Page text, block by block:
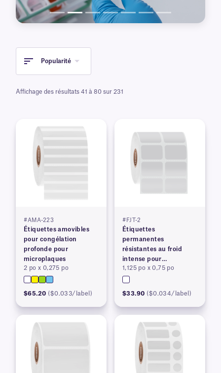
Popularité
Affichage des résultats 41 à 80 sur 231
#AMA-223
Étiquettes amovibles
pour congélation
profonde pour
microplaques
2 po x 0,275 po
$65.20 ($0.033/label)
#FJT-2
Étiquettes
permanentes
résistantes au froid
intense pour
imprimantes à transfert
thermique
1,125 po x 0,75 po
$33.90 ($0.034/label)